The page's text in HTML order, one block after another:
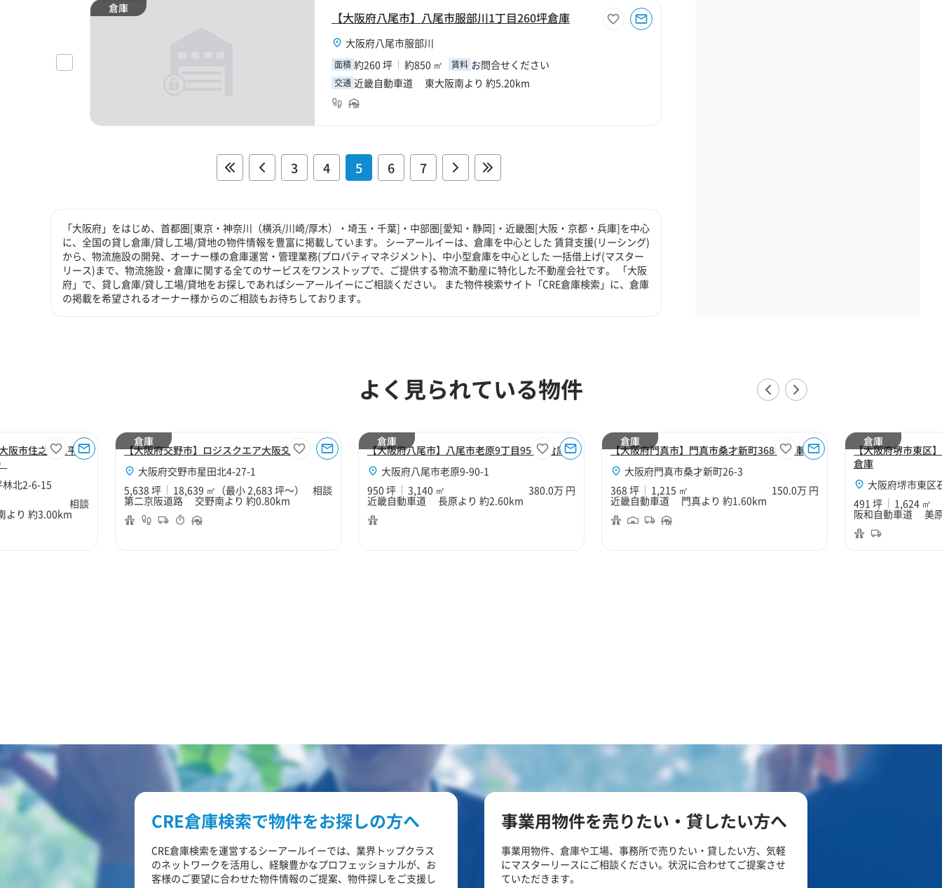
倉庫
【大阪府八尾市】八尾市服部川1丁目260坪倉庫
大阪府八尾市服部川
面積 約260 坪 約850 ㎡ 賃料 お問合せください
交通 近畿自動車道 東大阪南より 約5.20km
3 4 5 6 7
「大阪府」をはじめ、首都圏[東京・神奈川（横浜/川崎/厚木）・埼玉・千葉]・中部圏[愛知・静岡]・近畿圏[大阪・京都・兵庫]を中心
に、全国の貸し倉庫/貸し工場/貸地の物件情報を豊富に掲載しています。 シーアールイーは、倉庫を中心とした 賃貸支援(リーシング)
から、物流施設の開発、オーナー様の倉庫運営・管理業務(プロパティマネジメント)、中小型倉庫を中心とした 一括借上げ(マスター
リース)まで、物流施設・倉庫に関する全てのサービスをワンストップで、ご提供する物流不動産に特化した不動産会社です。 「大阪
府」で、貸し倉庫/貸し工場/貸地をお探しであればシーアールイーにご相談ください。 また物件検索サイト「CRE倉庫検索」に、倉庫
の掲載を希望されるオーナー様からのご相談もお待ちしております。
よく見られている物件
阪市住之江区平林
北2-6-15
相談
り 約3.00km
【大阪府交野市】ロジスクエア大阪交野
大阪府交野市星田北4-27-1
5,638 坪
18,639 ㎡ （最小 2,683 坪～） 相談
第二京阪道路 交野南より 約0.80km
倉庫
【大阪府八尾市】八尾市老原9丁目950坪倉庫
大阪府八尾市老原9-90-1
950 坪
3,140 ㎡ 380.0万 円
近畿自動車道 長原より 約2.60km
倉庫
【大阪府門真市】門真市桑才新町368坪倉庫
大阪府門真市桑才新町26-3
368 坪
1,215 ㎡ 150.0万 円
近畿自動車道 門真より 約1.60km
倉庫
【大阪府堺市東区
倉庫
大阪府堺市東区
491 坪
1,624 ㎡
阪和自動車道 美
倉庫
CRE倉庫検索で物件をお探しの方へ
CRE倉庫検索を運営するシーアールイーでは、業界トップクラス
のネットワークを活用し、経験豊かなプロフェッショナルが、お
客様のご要望に合わせた物件情報のご提案、物件探しをご支援し
事業用物件を売りたい・貸したい方へ
事業用物件、倉庫や工場、事務所で売りたい・貸したい方、気軽
にマスターリースにご相談ください。状況に合わせてご提案させ
ていただきます。